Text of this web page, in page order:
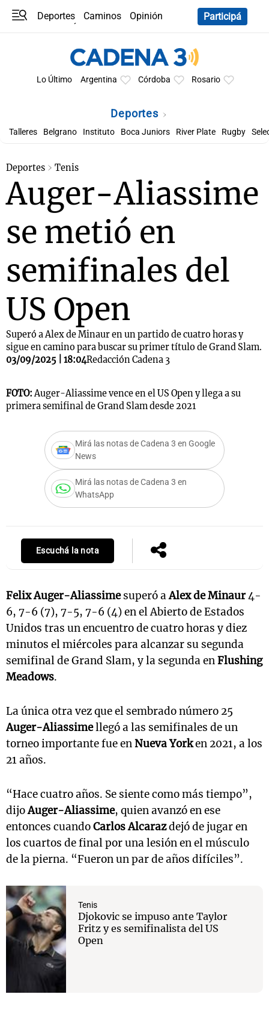
Deportes Caminos
Opinión
Participá
Lo Último Argentina Córdoba Rosario
Deportes
Talleres Belgrano Instituto Boca Juniors River Plate Rugby
Deportes Tenis
Auger-Aliassime
se metió en
semifinales del
US Open
Superó a Alex de Minaur en un partido de cuatro horas y
sigue en camino para buscar su primer título de Grand Slam.
03/09/2025 | 18:04Redacción Cadena 3
FOTO:Auger-Aliassime vence en el US Open y llega a su
primera semifinal de Grand Slam desde 2021
Mirá las notas de Cadena 3 en Google
News
Mirá las notas de Cadena 3 en
WhatsApp
Escuchá la nota
Felix Auger-Aliassimesuperó aAlex de Minaur4-
6, 7-6 (7), 7-5, 7-6 (4) en el Abierto de Estados
Unidos tras un encuentro de cuatro horas y diez
minutos el miércoles para alcanzar su segunda
semifinal de Grand Slam, y la segunda enFlushing
Meadows.
La única otra vez que el sembrado número 25
Auger-Aliassimellegó a las semifinales de un
torneo importante fue enNueva Yorken 2021, a los
21 años.
“Hace cuatro años. Se siente como más tiempo”,
dijoAuger-Aliassime, quien avanzó en ese
entonces cuandoCarlos Alcarazdejó de jugar en
los cuartos de final por una lesión en el músculo
de la pierna. “Fueron un par de años difíciles”.
Tenis
Djokovic se impuso ante Taylor
Fritz y es semifinalista del US
Open
Notas
Mundial 2026
Notas
La Sole en
Cadena 3